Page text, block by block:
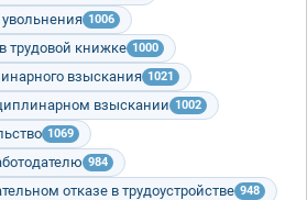
1006
трудовой книжке 1000
взыскания 1021
взыскании 1002
1069
984
отказе в трудоустройстве 948